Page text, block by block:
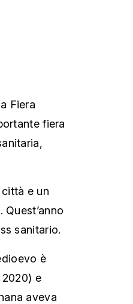
Fiera
fiera
e un
sanitario.
è
e
aveva